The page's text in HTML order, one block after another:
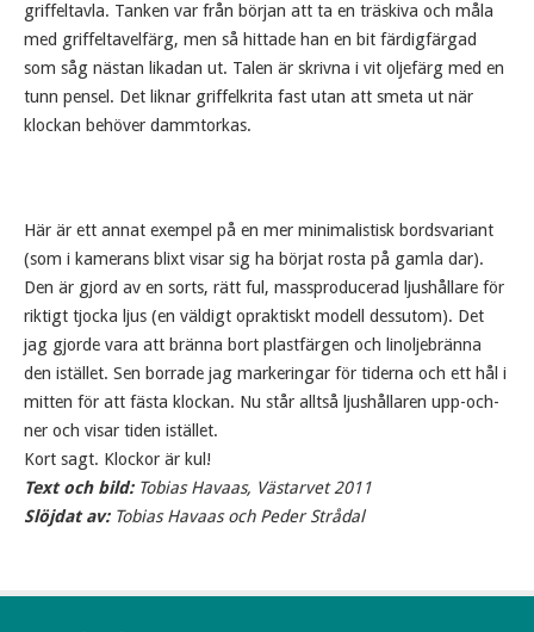
griffeltavla. Tanken var från början att ta en träskiva och måla
med griffeltavelfärg, men så hittade han en bit färdigfärgad
som såg nästan likadan ut. Talen är skrivna i vit oljefärg med en
tunn pensel. Det liknar griffelkrita fast utan att smeta ut när
klockan behöver dammtorkas.
Här är ett annat exempel på en mer minimalistisk bordsvariant
(som i kamerans blixt visar sig ha börjat rosta på gamla dar).
Den är gjord av en sorts, rätt ful, massproducerad ljushållare för
riktigt tjocka ljus (en väldigt opraktiskt modell dessutom). Det
jag gjorde vara att bränna bort plastfärgen och linoljebränna
den istället. Sen borrade jag markeringar för tiderna och ett hål i
mitten för att fästa klockan. Nu står alltså ljushållaren upp-och-
ner och visar tiden istället.
Kort sagt. Klockor är kul!
Text och bild:Tobias Havaas, Västarvet 2011
Slöjdat av:Tobias Havaas och Peder Strådal